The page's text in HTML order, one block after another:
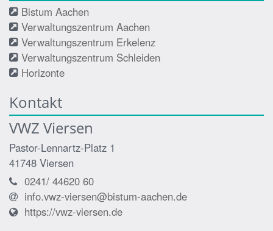
Bistum Aachen
Verwaltungszentrum Aachen
Verwaltungszentrum Erkelenz
Verwaltungszentrum Schleiden
Horizonte
Kontakt
VWZ Viersen
Pastor-Lennartz-Platz 1
41748 Viersen
0241/ 44620 60
info.vwz-viersen@bistum-aachen.de
https://vwz-viersen.de